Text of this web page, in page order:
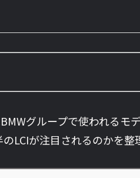
グループで使われるモ
LCIが注目されるのかを整